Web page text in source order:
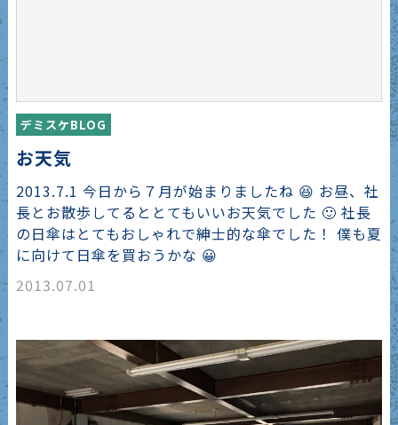
デミスケBLOG
お天気
2013.7.1 今日から７月が始まりましたね 😆 お昼、社
長とお散歩してるととてもいいお天気でした 🙂 社長
の日傘はとてもおしゃれで紳士的な傘でした！ 僕も夏
に向けて日傘を買おうかな 😀
2013.07.01